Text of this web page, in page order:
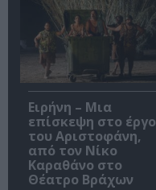
Ειρήνη – Μια
επίσκεψη στο έργο
του Αριστοφάνη,
από τον Νίκο
Καραθάνο στο
Θέατρο Βράχων